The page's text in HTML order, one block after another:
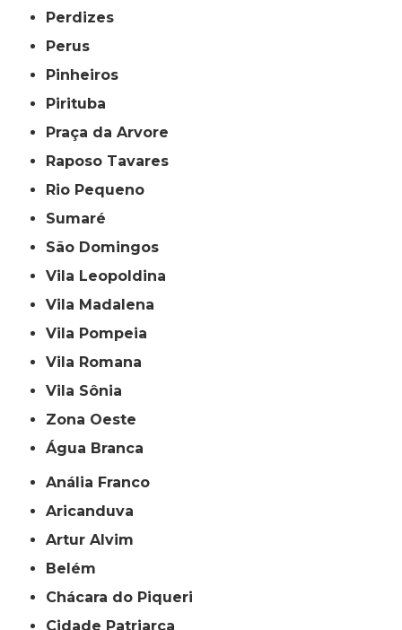
Perdizes
Perus
Pinheiros
Pirituba
Praça da Arvore
Raposo Tavares
Rio Pequeno
Sumaré
São Domingos
Vila Leopoldina
Vila Madalena
Vila Pompeia
Vila Romana
Vila Sônia
Zona Oeste
Água Branca
Anália Franco
Aricanduva
Artur Alvim
Belém
Chácara do Piqueri
Cidade Patriarca